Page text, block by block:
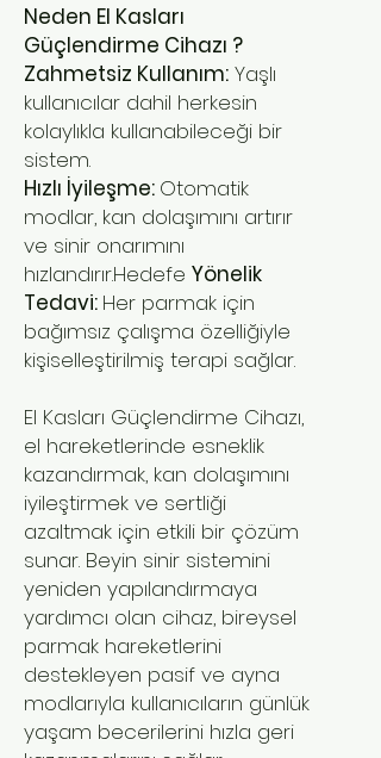
Neden El Kasları
Güçlendirme Cihazı ?
Zahmetsiz Kullanım: Yaşlı
kullanıcılar dahil herkesin
kolaylıkla kullanabileceği bir
sistem.
Hızlı İyileşme: Otomatik
modlar, kan dolaşımını artırır
ve sinir onarımını
hızlandırır.Hedefe Yönelik
Tedavi: Her parmak için
bağımsız çalışma özelliğiyle
kişiselleştirilmiş terapi sağlar.
El Kasları Güçlendirme Cihazı,
el hareketlerinde esneklik
kazandırmak, kan dolaşımını
iyileştirmek ve sertliği
azaltmak için etkili bir çözüm
sunar. Beyin sinir sistemini
yeniden yapılandırmaya
yardımcı olan cihaz, bireysel
parmak hareketlerini
destekleyen pasif ve ayna
modlarıyla kullanıcıların günlük
yaşam becerilerini hızla geri